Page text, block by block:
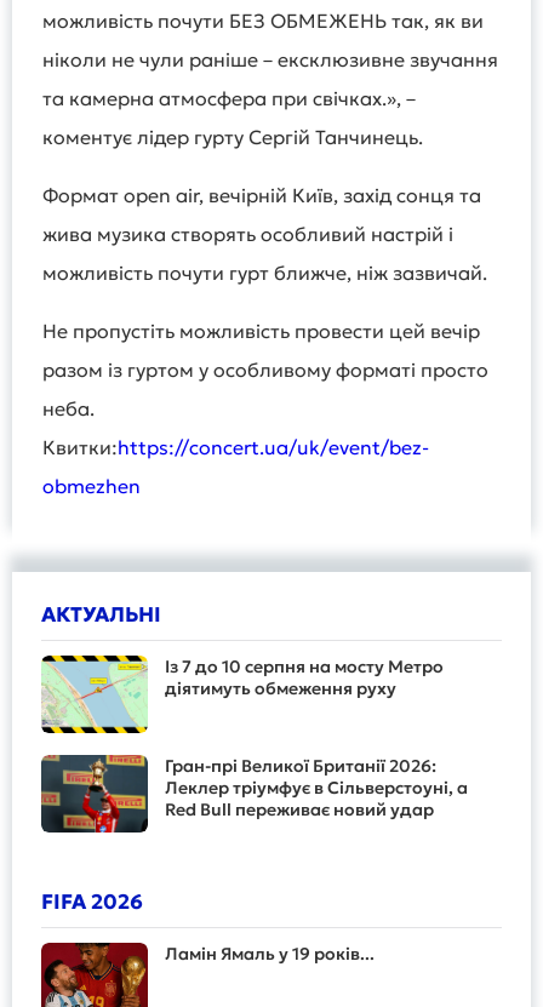
можливість почути БЕЗ ОБМЕЖЕНЬ так, як ви
ніколи не чули раніше – ексклюзивне звучання
та камерна атмосфера при свічках.», –
коментує лідер гурту Сергій Танчинець.
Формат open air, вечірній Київ, захід сонця та
жива музика створять особливий настрій і
можливість почути гурт ближче, ніж зазвичай.
Не пропустіть можливість провести цей вечір
разом із гуртом у особливому форматі просто
неба.
Квитки:https://concert.ua/uk/event/bez-
obmezhen
АКТУАЛЬНІ
Із 7 до 10 серпня на мосту Метро
діятимуть обмеження руху
Гран-прі Великої Британії 2026:
Леклер тріумфує в Сільверстоуні, а
Red Bull переживає новий удар
FIFA 2026
Ламін Ямаль у 19 років...